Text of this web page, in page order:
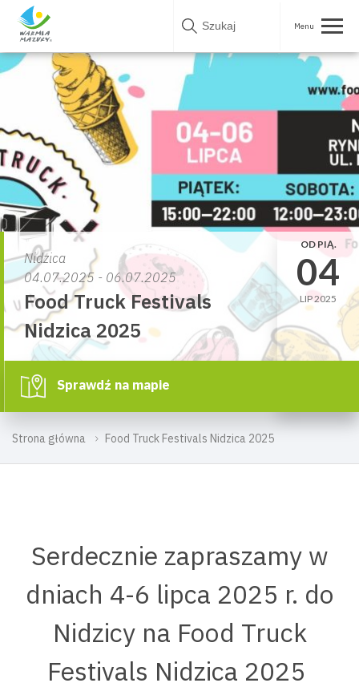
Skip
Strona główna Food Truck Festivals Nidzica 2025
Nidzica
04.07.2025 - 06.07.2025
Food Truck Festivals
Nidzica 2025
OD PIĄ.
04
LIP 2025
Sprawdź na mapie
Serdecznie zapraszamy w
dniach 4-6 lipca 2025 r. do
Nidzicy na Food Truck
Festivals Nidzica 2025